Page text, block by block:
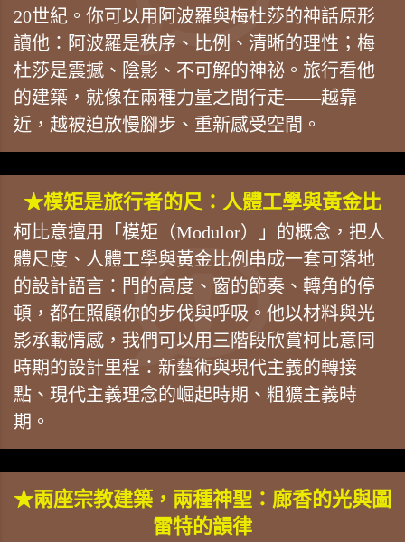
20世紀。你可以用阿波羅與梅杜莎的神話原形
讀他：阿波羅是秩序、比例、清晰的理性；梅
杜莎是震撼、陰影、不可解的神祕。旅行看他
的建築，就像在兩種力量之間行走——越靠
近，越被迫放慢腳步、重新感受空間。
★模矩是旅行者的尺：人體工學與黃金比
柯比意擅用「模矩（Modulor）」的概念，把人
體尺度、人體工學與黃金比例串成一套可落地
的設計語言：門的高度、窗的節奏、轉角的停
頓，都在照顧你的步伐與呼吸。他以材料與光
影承載情感，我們可以用三階段欣賞柯比意同
時期的設計里程：新藝術與現代主義的轉接
點、現代主義理念的崛起時期、粗獷主義時
期。
★兩座宗教建築，兩種神聖：廊香的光與圖
雷特的韻律